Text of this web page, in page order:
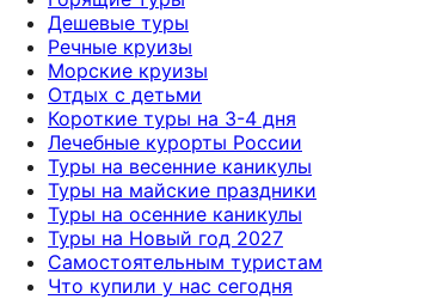
Дешевые туры
Речные круизы
Морские круизы
Отдых с детьми
Короткие туры на 3-4 дня
Лечебные курорты России
Туры на весенние каникулы
Туры на майские праздники
Туры на осенние каникулы
Туры на Новый год 2027
Самостоятельным туристам
Что купили у нас сегодня